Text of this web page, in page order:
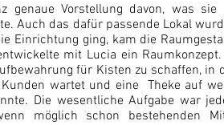
genaue Vorstellung davon, was
Auch das dafür passende Lokal
Einrichtung ging, kam die
mit Lucia ein
für Kisten zu schaffen, in
wartet und eine Theke auf
Die wesentliche Aufgabe war
möglich schon bestehenden